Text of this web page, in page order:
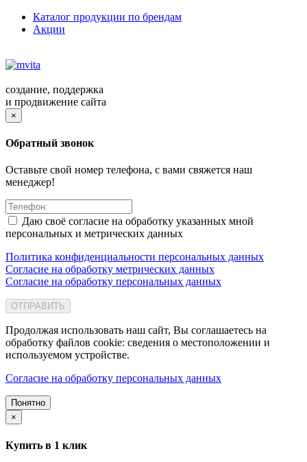
Каталог продукции по брендам
Акции
создание, поддержка
и продвижение сайта
×
Обратный звонок
Оставьте свой номер телефона, с вами свяжется наш
менеджер!
Даю своё согласие на обработку указанных мной
персональных и метрических данных
Политика конфиденциальности персональных данных
Согласие на обработку метрических данных
Согласие на обработку персональных данных
ОТПРАВИТЬ
Продолжая использовать наш сайт, Вы соглашаетесь на
обработку файлов cookie: сведения о местоположении и
используемом устройстве.
Согласие на обработку персональных данных
Понятно
×
Купить в 1 клик